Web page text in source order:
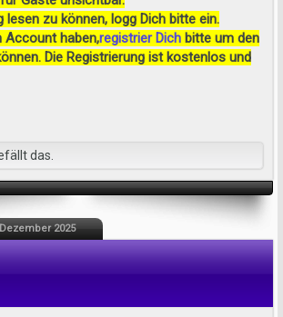
lesen zu können, logg Dich bitte ein.
Account haben,registrier Dich bitte um den
Die Registrierung ist kostenlos und
das.
2025